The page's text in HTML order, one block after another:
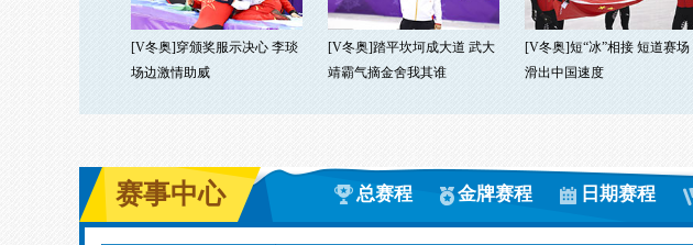
[V冬奥]穿颁奖服示决心 李琰
场边激情助威
[V冬奥]踏平坎坷成大道 武大
靖霸气摘金舍我其谁
[V冬奥]短“冰”相接 短道赛场
滑出中国速度
赛事中心 总赛程 金牌赛程 日期赛程